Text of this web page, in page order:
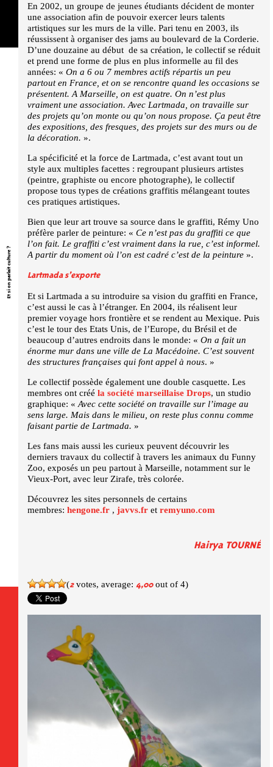
Et si on parlait culture ?
En 2002, un groupe de jeunes étudiants décident de monter
une association afin de pouvoir exercer leurs talents
artistiques sur les murs de la ville. Pari tenu en 2003, ils
réussissent à organiser des jams au boulevard de la Corderie.
D’une douzaine au début de sa création, le collectif se réduit
et prend une forme de plus en plus informelle au fil des
années: « On a 6 ou 7 membres actifs répartis un peu
partout en France, et on se rencontre quand les occasions se
présentent. A Marseille, on est quatre. On n’est plus
vraiment une association. Avec Lartmada, on travaille sur
des projets qu’on monte ou qu’on nous propose. Ça peut être
des expositions, des fresques, des projets sur des murs ou de
la décoration. ».
La spécificité et la force de Lartmada, c’est avant tout un
style aux multiples facettes : regroupant plusieurs artistes
(peintre, graphiste ou encore photographe), le collectif
propose tous types de créations graffitis mélangeant toutes
ces pratiques artistiques.
Bien que leur art trouve sa source dans le graffiti, Rémy Uno
préfère parler de peinture: « Ce n’est pas du graffiti ce que
l’on fait. Le graffiti c’est vraiment dans la rue, c’est informel.
A partir du moment où l’on est cadré c’est de la peinture ».
Lartmada s’exporte
Et si Lartmada a su introduire sa vision du graffiti en France,
c’est aussi le cas à l’étranger. En 2004, ils réalisent leur
premier voyage hors frontière et se rendent au Mexique. Puis
c’est le tour des Etats Unis, de l’Europe, du Brésil et de
beaucoup d’autres endroits dans le monde: « On a fait un
énorme mur dans une ville de La Macédoine. C’est souvent
des structures françaises qui font appel à nous. »
Le collectif possède également une double casquette. Les
membres ont créé la société marseillaise Drops, un studio
graphique: « Avec cette société on travaille sur l’image au
sens large. Mais dans le milieu, on reste plus connu comme
faisant partie de Lartmada. »
Les fans mais aussi les curieux peuvent découvrir les
derniers travaux du collectif à travers les animaux du Funny
Zoo, exposés un peu partout à Marseille, notamment sur le
Vieux-Port, avec leur Zirafe, très colorée.
Découvrez les sites personnels de certains
membres: hengone.fr , javvs.fr et remyuno.com
Hairya TOURNÉ
(2votes, average: 4,00out of 4)